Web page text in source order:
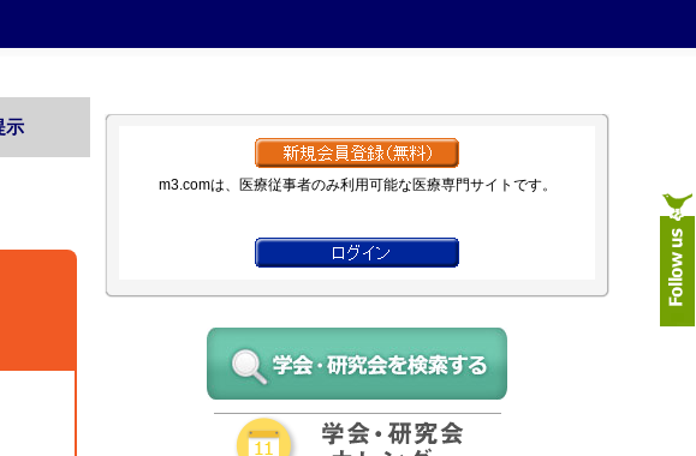
示
m3.comは、医療従事者のみ利用可能な医療専門サイトです。